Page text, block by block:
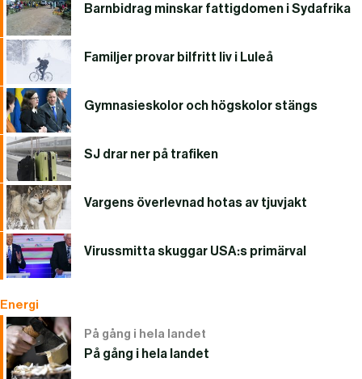
Barnbidrag minskar fattigdomen i Sydafrika
Familjer provar bilfritt liv i Luleå
Gymnasieskolor och högskolor stängs
SJ drar ner på trafiken
Vargens överlevnad hotas av tjuvjakt
Virussmitta skuggar USA:s primärval
Energi
På gång i hela landet
På gång i hela landet